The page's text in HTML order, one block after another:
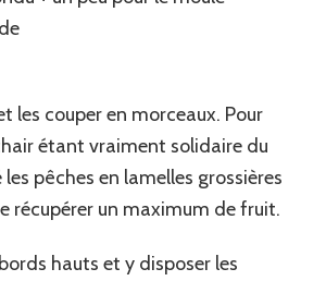
les couper en morceaux. Pour
étant vraiment solidaire du
les pêches en lamelles grossières
récupérer un maximum de fruit.
hauts et y disposer les